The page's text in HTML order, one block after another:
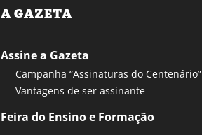
A GAZETA
Assine a Gazeta
Campanha “Assinaturas do Centenário”
Vantagens de ser assinante
Feira do Ensino e Formação